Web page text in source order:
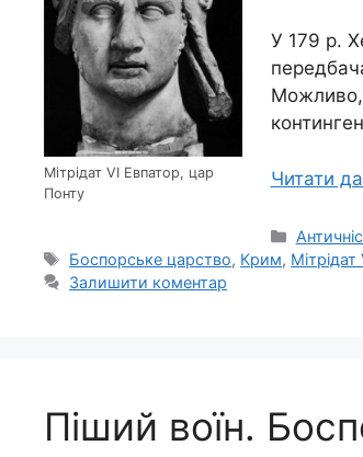
Мітрідат VI Евпатор, цар
Понту
У 179 р.
Можливо,
Читати
Позначки
Боспорське царство, Крим,
Залишити коментар
Піший воїн.